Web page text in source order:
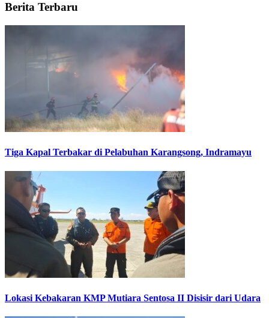
Berita Terbaru
Tiga Kapal Terbakar di Pelabuhan Karangsong, Indramayu
Lokasi Kebakaran KMP Mutiara Sentosa II Disisir dari Udara